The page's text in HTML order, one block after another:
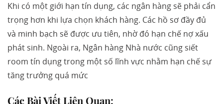
Khi có một giới hạn tín dụng, các ngân hàng sẽ phải cẩn
trọng hơn khi lựa chọn khách hàng. Các hồ sơ đầy đủ
và minh bạch sẽ được ưu tiên, nhờ đó hạn chế nợ xấu
phát sinh. Ngoài ra, Ngân hàng Nhà nước cũng siết
room tín dụng trong một số lĩnh vực nhằm hạn chế sự
tăng trưởng quá mức
Các Bài Viết Liên Quan: